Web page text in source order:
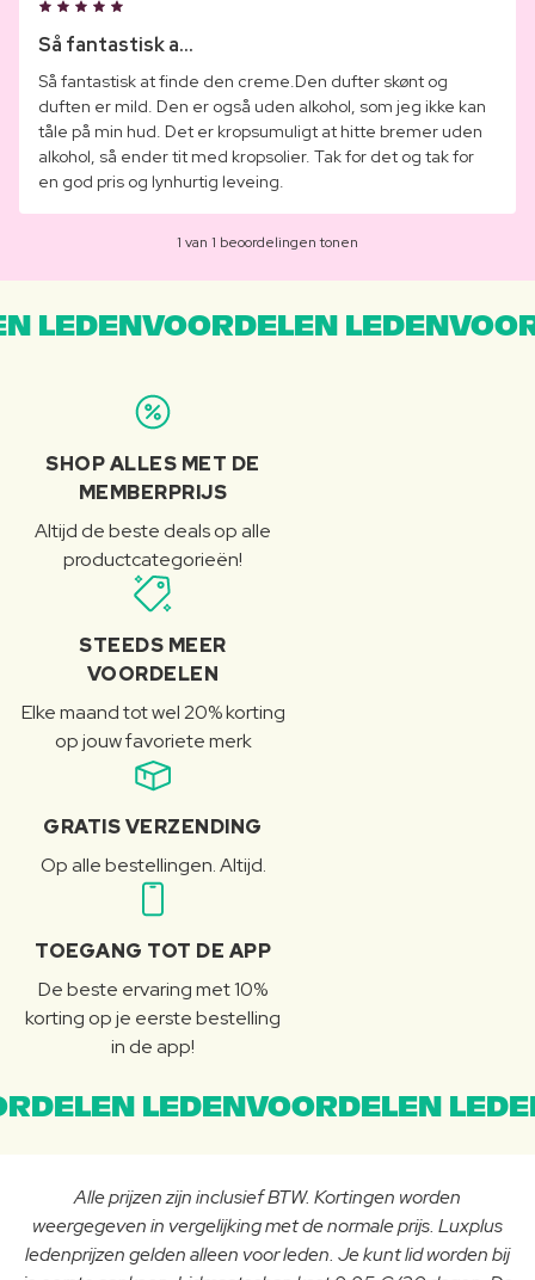
Så fantastisk a...
Så fantastisk at finde den creme.Den dufter skønt og
duften er mild. Den er også uden alkohol, som jeg ikke kan
tåle på min hud. Det er kropsumuligt at hitte bremer uden
alkohol, så ender tit med kropsolier. Tak for det og tak for
en god pris og lynhurtig leveing.
1 van 1 beoordelingen tonen
LEDENVOORDELEN
SHOP ALLES MET DE
MEMBERPRIJS
Altijd de beste deals op alle
productcategorieën!
STEEDS MEER
VOORDELEN
Elke maand tot wel 20% korting
op jouw favoriete merk
GRATIS VERZENDING
Op alle bestellingen. Altijd.
TOEGANG TOT DE APP
De beste ervaring met 10%
korting op je eerste bestelling
in de app!
LEDENVOORDELEN
Alle prijzen zijn inclusief BTW. Kortingen worden
weergegeven in vergelijking met de normale prijs. Luxplus
ledenprijzen gelden alleen voor leden. Je kunt lid worden bij